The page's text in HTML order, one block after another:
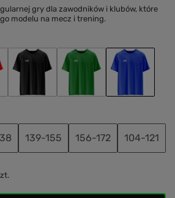
gry dla zawodników i klubów, które
modelu na mecz i trening.
139-155 156-172 104-121